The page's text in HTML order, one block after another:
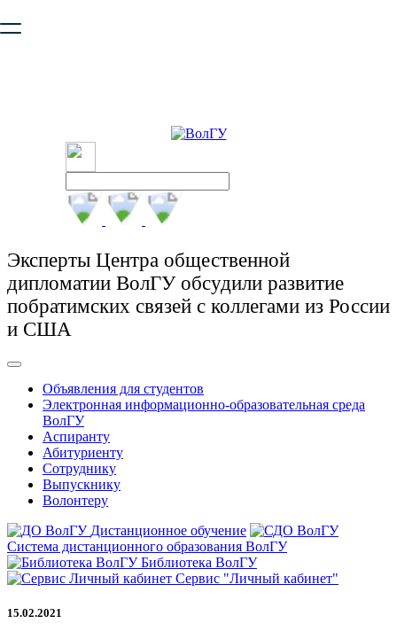
безопасную работу с сайтом. Пожалуйста
Эксперты Центра общественной
дипломатии ВолГУ обсудили развитие
побратимских связей с коллегами из России
и США
Объявления для студентов
Электронная информационно-образовательная среда
ВолГУ
Аспиранту
Абитуриенту
Сотруднику
Выпускнику
Волонтеру
Дистанционное обучение
Система дистанционного образования ВолГУ
Библиотека ВолГУ
Сервис "Личный кабинет"
15.02.2021